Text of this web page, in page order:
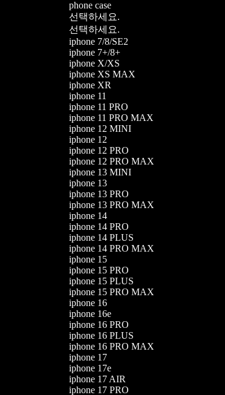
phone case
선택하세요.
선택하세요.
iphone 7/8/SE2
iphone 7+/8+
iphone X/XS
iphone XS MAX
iphone XR
iphone 11
iphone 11 PRO
iphone 11 PRO MAX
iphone 12 MINI
iphone 12
iphone 12 PRO
iphone 12 PRO MAX
iphone 13 MINI
iphone 13
iphone 13 PRO
iphone 13 PRO MAX
iphone 14
iphone 14 PRO
iphone 14 PLUS
iphone 14 PRO MAX
iphone 15
iphone 15 PRO
iphone 15 PLUS
iphone 15 PRO MAX
iphone 16
iphone 16e
iphone 16 PRO
iphone 16 PLUS
iphone 16 PRO MAX
iphone 17
iphone 17e
iphone 17 AIR
iphone 17 PRO